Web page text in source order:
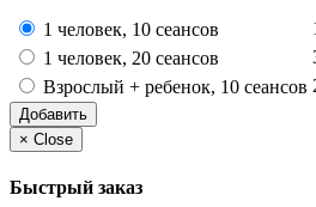
1 человек, 10 сеансов
1 человек, 20 сеансов
Взрослый + ребенок, 10 сеансов
Добавить
× Close
Быстрый заказ